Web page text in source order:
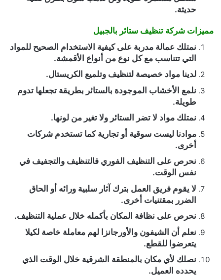
حديثة.
مميزات شركة تنظيف ستائر بالجبيل
نمتلك عمالة مدربة على كيفية الاستخدام الصحيح للمواد
التي تتناسب مع كل نوع من أنواع الأقمشة.
لدينا مواد خصيصة لتنظيف وتلميع الكريستال.
نلمع الأخشاب الموجودة بالستائر بطريقة تجعلها تدوم
طويلة.
نمتلك مواد لا تضر الستائر ولا تغير من لونها.
موادنا ليست سوقية أو تجارية كما تستخدم شركات
أخرى.
نحرص على التنظيف الفوري فالتنظيف والتجفيف في
نفس الوقت.
لا يقوم فريق العمل بترك آثار سلبية ورائه أو الحاق
الضرر بمقتنيات أخرى.
نحرص على نظافة المكان بأكمله خلال عملية التنظيف.
نعلم أن الشيفون والأورجانزا لهم معاملة خاصة لكيلا
يتعرضوا للقطع.
نصلك لأي مكان بالمنطقة الشرقية خلال الوقت الذي
يحدده العميل.